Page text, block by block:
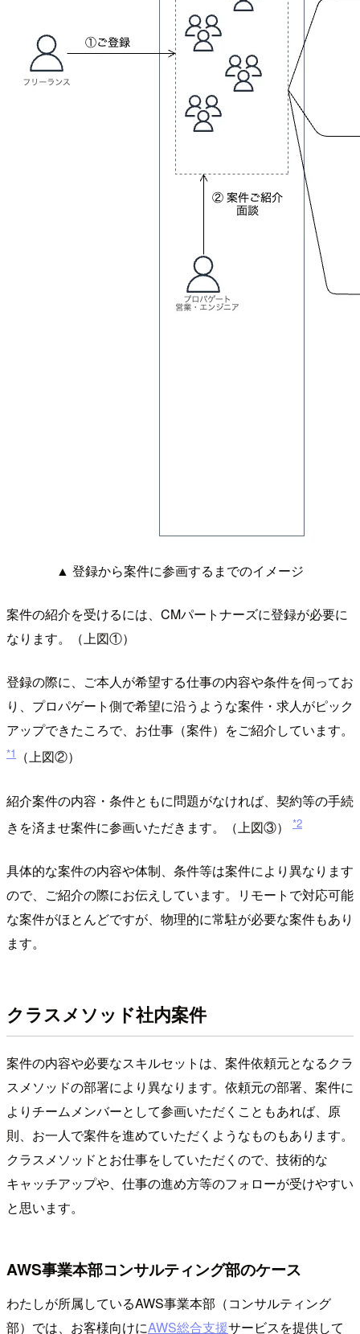
▲ 登録から案件に参画するまでのイメージ
案件の紹介を受けるには、CMパートナーズに登録が必要に
なります。（上図①）
登録の際に、ご本人が希望する仕事の内容や条件を伺ってお
り、プロパゲート側で希望に沿うような案件・求人がピック
アップできたころで、お仕事（案件）をご紹介しています。
*1 （上図②）
紹介案件の内容・条件ともに問題がなければ、契約等の手続
きを済ませ案件に参画いただきます。（上図③）
*2
具体的な案件の内容や体制、条件等は案件により異なります
ので、ご紹介の際にお伝えしています。リモートで対応可能
な案件がほとんどですが、物理的に常駐が必要な案件もあり
ます。
クラスメソッド社内案件
案件の内容や必要なスキルセットは、案件依頼元となるクラ
スメソッドの部署により異なります。依頼元の部署、案件に
よりチームメンバーとして参画いただくこともあれば、原
則、お一人で案件を進めていただくようなものもあります。
クラスメソッドとお仕事をしていただくので、技術的な
キャッチアップや、仕事の進め方等のフォローが受けやすい
と思います。
AWS事業本部コンサルティング部のケース
わたしが所属しているAWS事業本部（コンサルティング
部）では、お客様向けにAWS総合支援サービスを提供して